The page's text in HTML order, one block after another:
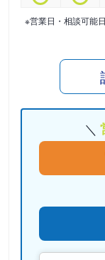
※営業日・相談可能